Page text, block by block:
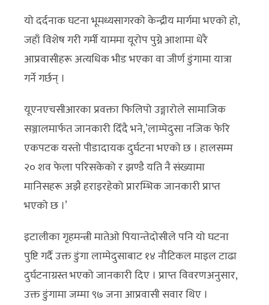
यो दर्दनाक घटना भूमध्यसागरको केन्द्रीय मार्गमा भएको हो,
जहाँ विशेष गरी गर्मी याममा यूरोप पुग्ने आशामा धेरै
आप्रवासीहरू अत्यधिक भीड भएका वा जीर्ण डुंगामा यात्रा
गर्ने गर्छन् ।
यूएनएचसीआरका प्रवक्ता फिलिपो उङ्गारोले सामाजिक
सञ्जालमार्फत जानकारी दिँदै भने,’लाम्पेदुसा नजिक फेरि
एकपटक यस्तो पीडादायक दुर्घटना भएको छ । हालसम्म
२० शव फेला परिसकेको र झण्डै यति नै संख्यामा
मानिसहरू अझै हराइरहेको प्रारम्भिक जानकारी प्राप्त
भएको छ ।’
इटालीका गृहमन्त्री मातेओ पियान्तेदोसीले पनि यो घटना
पुष्टि गर्दै उक्त डुंगा लाम्पेदुसाबाट १४ नौटिकल माइल टाढा
दुर्घटनाग्रस्त भएको जानकारी दिए । प्राप्त विवरणअनुसार,
उक्त डुंगामा जम्मा ९७ जना आप्रवासी सवार थिए ।